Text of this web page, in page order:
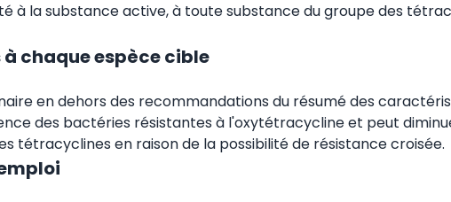
à la substance active, à toute substance du groupe des
chaque espèce cible
en dehors des recommandations du résumé des
des bactéries résistantes à l'oxytétracycline et peut
tétracyclines en raison de la possibilité de résistance croisée.